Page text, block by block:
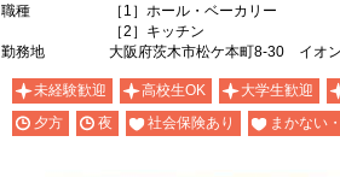
職種
［1］ホール・ベーカリー
［2］キッチン
勤務地
大阪府茨木市松ケ本町8-30 イオ
未経験歓迎 高校生OK 大学生歓迎
夕方
夜 社会保険あり まかない